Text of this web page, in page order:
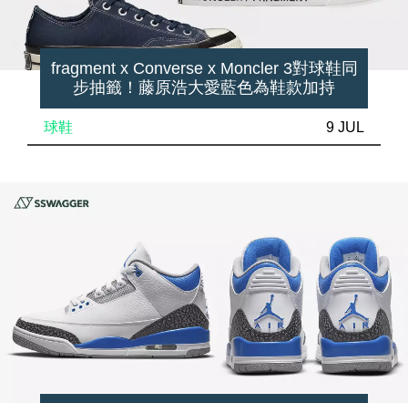
fragment x Converse x Moncler 3對球鞋同
步抽籤！藤原浩大愛藍色為鞋款加持
球鞋 9 JUL